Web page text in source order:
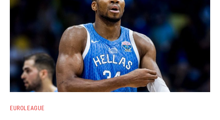
EUROLEAGUE